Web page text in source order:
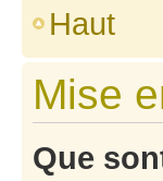
Haut
Mise
Que